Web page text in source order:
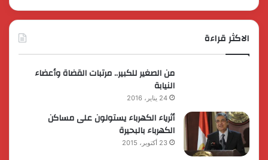
الاكثر قراءة
من الصغير للكبير.. مرتبات القضاة وأعضاء
النيابة
24 يناير، 2016
أثرياء الكهرباء يستولون على مساكن
الكهرباء بالبحيرة
23 أكتوبر، 2015